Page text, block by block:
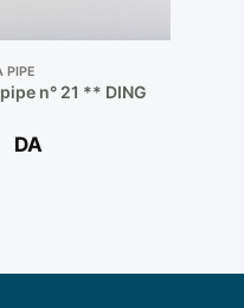
PIPE
n° 21 ** DING
DA